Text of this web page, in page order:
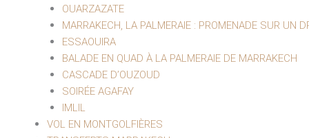
OUARZAZATE
MARRAKECH, LA PALMERAIE : PROMENADE SUR UN
ESSAOUIRA
BALADE EN QUAD À LA PALMERAIE DE MARRAKECH
CASCADE D’OUZOUD
SOIRÉE AGAFAY
IMLIL
VOL EN MONTGOLFIÈRES